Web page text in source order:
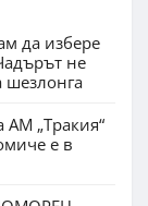
да избере
не
шезлонга
АМ „Тракия“
е в